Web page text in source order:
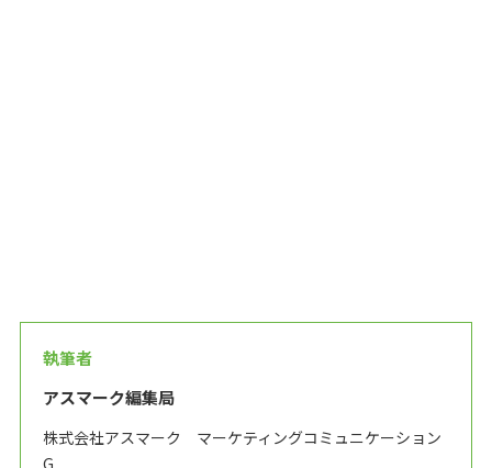
執筆者
アスマーク編集局
株式会社アスマーク マーケティングコミュニケーション
G